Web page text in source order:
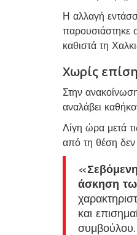
Η αλλαγή
παρουσιάστηκε
καθιστά τη
Χωρίς
Στην
αναλάβει
Λίγη ώρα μετά
από τη θέση
«
άσκηση
και
συμβούλου.